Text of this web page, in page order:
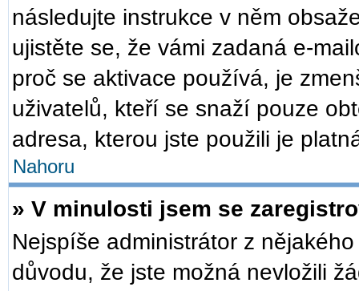
následujte instrukce v něm
ujistěte se, že vámi zadaná e-
proč se aktivace používá, je
uživatelů, kteří se snaží pouze
adresa, kterou jste použili je
Nahoru
» V minulosti jsem se
Nejspíše administrátor z
důvodu, že jste možná nevložili